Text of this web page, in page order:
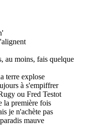
au moins, fais quelque
terre explose
à s'empiffrer
ou Fred Testot
la première fois
je n'achète pas
mauve